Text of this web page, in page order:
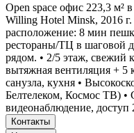
Open space офис 223,3 м²
Willing Hotel Minsk, 2016
расположение: 8 мин
рестораны/ТЦ в шаговой
рядом. • 2/5 этаж, свежий
вытяжная вентиляция + 5
санузла, кухня •
Белтелеком, Космос ТВ) •
видеонаблюдение, доступ
Контакты